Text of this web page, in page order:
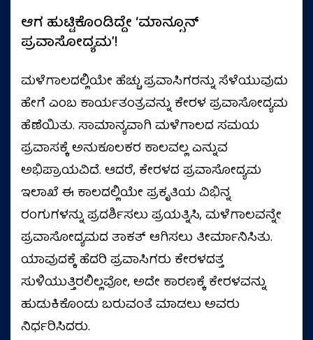
ಆಗ ಹುಟ್ಟಿಕೊಂಡಿದ್ದೇ ‘ಮಾನ್ಸೂನ್
ಪ್ರವಾಸೋದ್ಯಮ’!
ಮಳೆಗಾಲದಲ್ಲಿಯೇ ಹೆಚ್ಚು ಪ್ರವಾಸಿಗರನ್ನು ಸೆಳೆಯುವುದು
ಹೇಗೆ ಎಂಬ ಕಾರ್ಯತಂತ್ರವನ್ನು ಕೇರಳ ಪ್ರವಾಸೋದ್ಯಮ
ಹೆಣೆಯಿತು. ಸಾಮಾನ್ಯವಾಗಿ ಮಳೆಗಾಲದ ಸಮಯ
ಪ್ರವಾಸಕ್ಕೆ ಅನುಕೂಲಕರ ಕಾಲವಲ್ಲ ಎನ್ನುವ
ಅಭಿಪ್ರಾಯವಿದೆ. ಆದರೆ, ಕೇರಳದ ಪ್ರವಾಸೋದ್ಯಮ
ಇಲಾಖೆ ಈ ಕಾಲದಲ್ಲಿಯೇ ಪ್ರಕೃತಿಯ ವಿಭಿನ್ನ
ರಂಗುಗಳನ್ನು ಪ್ರದರ್ಶಿಸಲು ಪ್ರಯತ್ನಿಸಿ, ಮಳೆಗಾಲವನ್ನೇ
ಪ್ರವಾಸೋದ್ಯಮದ ತಾಕತ್‌ ಆಗಿಸಲು ತೀರ್ಮಾನಿಸಿತು.
ಯಾವುದಕ್ಕೆ ಹೆದರಿ ಪ್ರವಾಸಿಗರು ಕೇರಳದತ್ತ
ಸುಳಿಯುತ್ತಿರಲಿಲ್ಲವೋ, ಅದೇ ಕಾರಣಕ್ಕೆ ಕೇರಳವನ್ನು
ಹುಡುಕಿಕೊಂಡು ಬರುವಂತೆ ಮಾಡಲು ಅವರು
ನಿರ್ಧರಿಸಿದರು.